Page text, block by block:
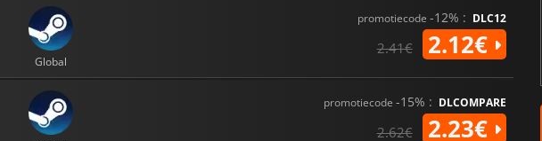
Global
promotiecode -12% : DLC12
2.41€ 2.12€
promotiecode -15% : DLCOMPARE
2.62€ 2.23€